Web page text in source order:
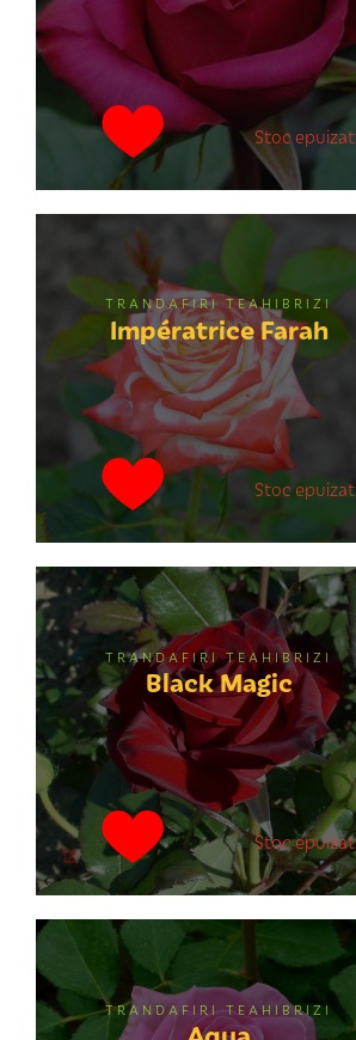
Stoc epuizat
TRANDAFIRI TEAHIBRIZI
Impératrice Farah
Stoc epuizat
TRANDAFIRI TEAHIBRIZI
Black Magic
Stoc epuizat
TRANDAFIRI TEAHIBRIZI